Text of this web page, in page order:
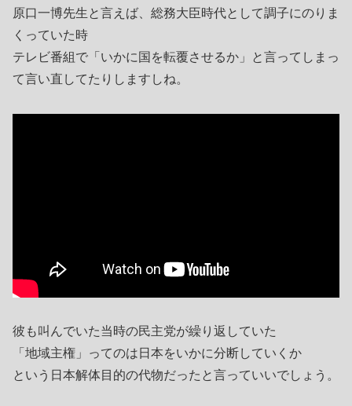
原口一博先生と言えば、総務大臣時代として調子にのりま
くっていた時
テレビ番組で「いかに国を転覆させるか」と言ってしまっ
て言い直してたりしますしね。
彼も叫んでいた当時の民主党が繰り返していた
「地域主権」ってのは日本をいかに分断していくか
という日本解体目的の代物だったと言っていいでしょう。